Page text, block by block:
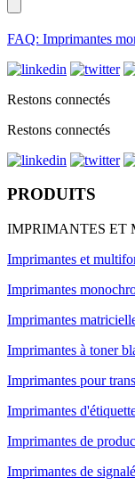
FAQ: Imprimantes
Restons connectés
Restons connectés
PRODUITS
IMPRIMANTES ET
Imprimantes et
Imprimantes
Imprimantes
Imprimantes à toner
Imprimantes pour
Imprimantes
Imprimantes de
Imprimantes de